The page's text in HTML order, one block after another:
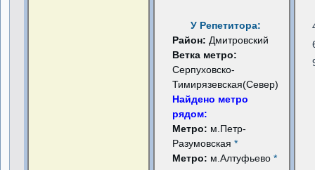
У Репетитора:
Район: Дмитровский
Ветка метро:
Серпуховско-
Тимирязевская(Север)
Найдено метро
рядом:
Метро: м.Петр-
Разумовская*
Метро: м.Алтуфьево*